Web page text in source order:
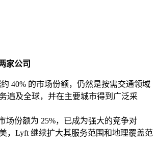
家公司
约 40% 的市场份额，仍然是按需交通领域
遍及全球，并在主要城市得到广泛采
场份额为 25%，已成为强大的竞争对
，Lyft 继续扩大其服务范围和地理覆盖范